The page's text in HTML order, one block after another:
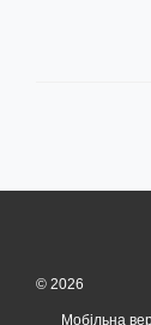
© 2026
Мобільна